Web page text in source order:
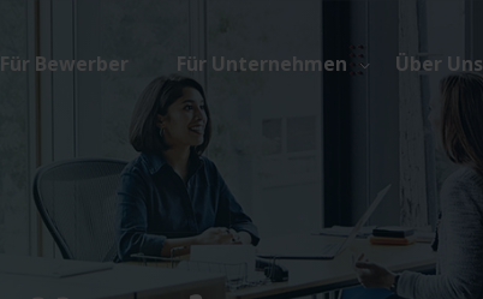
Für Bewerber Für Unternehmen Über Uns